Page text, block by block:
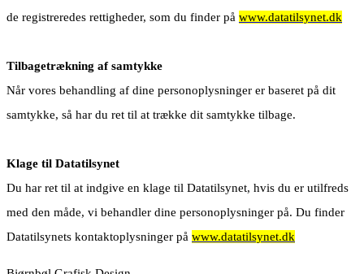
de registreredes rettigheder, som du finder på www.datatilsynet.dk
Tilbagetrækning af samtykke
Når vores behandling af dine personoplysninger er baseret på dit
samtykke, så har du ret til at trække dit samtykke tilbage.
Klage til Datatilsynet
Du har ret til at indgive en klage til Datatilsynet, hvis du er utilfreds
med den måde, vi behandler dine personoplysninger på. Du finder
Datatilsynets kontaktoplysninger på www.datatilsynet.dk